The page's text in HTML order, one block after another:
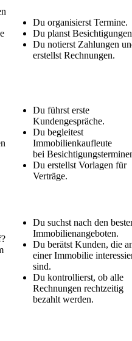
Du organisierst Termine.
Du planst
Du notierst Zahlungen
erstellst Rechnungen.
Du führst erste
Kundengespräche.
Du begleitest
Immobilienkaufleute
bei
Du erstellst Vorlagen für
Verträge.
Du suchst nach den
Immobilienangeboten.
Du berätst Kunden, die
einer Immobilie
sind.
Du kontrollierst, ob alle
Rechnungen rechtzeitig
bezahlt werden.